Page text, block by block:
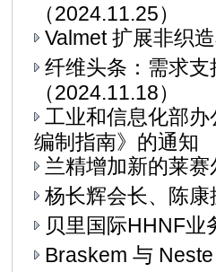
（2024.11.25）
Valmet 扩展非织
纤维头条：需求
（2024.11.18）
工业和信息化部
编制指南》的通知
兰精增加新的莱
杨长辉会长、陈
贝里国际HHNF业
Braskem 与